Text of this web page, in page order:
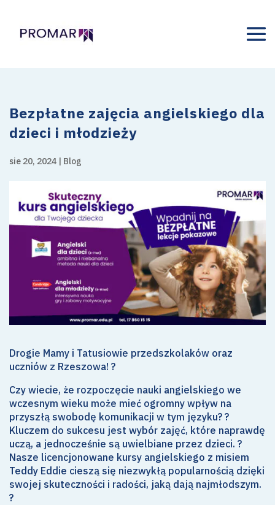
Bezpłatne zajęcia angielskiego dla
dzieci i młodzieży
sie 20, 2024 | Blog
Drogie Mamy i Tatusiowie przedszkolaków oraz
uczniów z Rzeszowa! ?
Czy wiecie, że rozpoczęcie nauki angielskiego we
wczesnym wieku może mieć ogromny wpływ na
przyszłą swobodę komunikacji w tym języku? ?
Kluczem do sukcesu jest wybór zajęć, które naprawdę
uczą, a jednocześnie są uwielbiane przez dzieci. ?
Nasze licencjonowane kursy angielskiego z misiem
Teddy Eddie cieszą się niezwykłą popularnością dzięki
swojej skuteczności i radości, jaką dają najmłodszym.
?